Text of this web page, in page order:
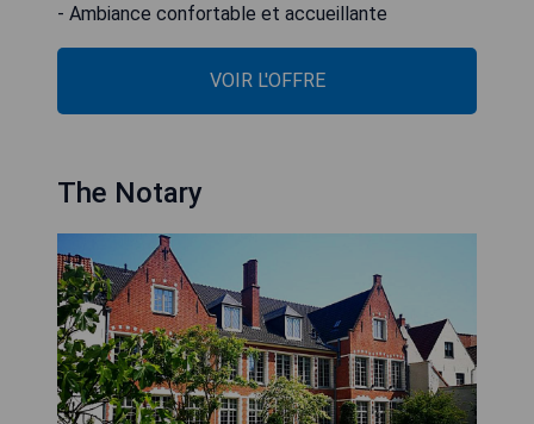
- Ambiance confortable et accueillante
VOIR L'OFFRE
The Notary